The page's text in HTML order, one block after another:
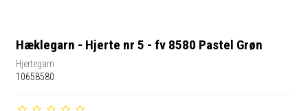
Hæklegarn - Hjerte nr 5 - fv 8580 Pastel Grøn
Hjertegarn
10658580